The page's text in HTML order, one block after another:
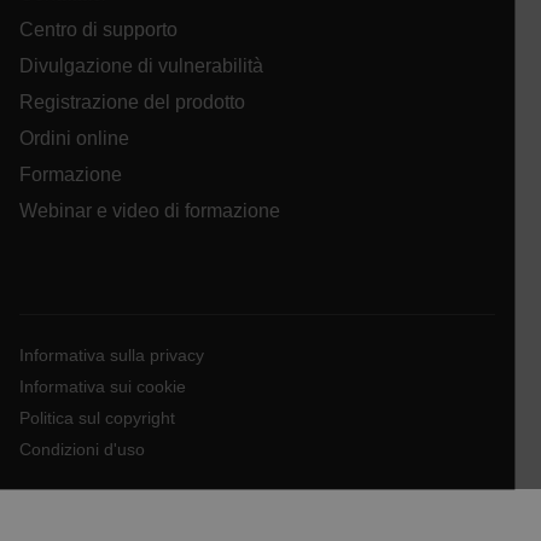
Centro di supporto
Divulgazione di vulnerabilità
Registrazione del prodotto
Ordini online
Formazione
Webinar e video di formazione
Informativa sulla privacy
Informativa sui cookie
Politica sul copyright
Condizioni d'uso
customizerChangeKey
{1-60}
Google Privacy Policy